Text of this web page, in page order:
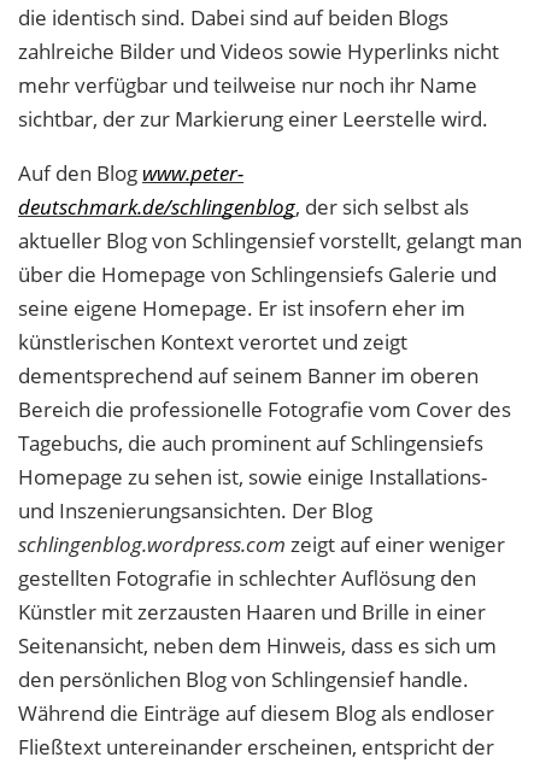
die identisch sind. Dabei sind auf beiden Blogs
zahlreiche Bilder und Videos sowie Hyperlinks nicht
mehr verfügbar und teilweise nur noch ihr Name
sichtbar, der zur Markierung einer Leerstelle wird.
Auf den Blog www.peter-
deutschmark.de/schlingenblog, der sich selbst als
aktueller Blog von Schlingensief vorstellt, gelangt man
über die Homepage von Schlingensiefs Galerie und
seine eigene Homepage. Er ist insofern eher im
künstlerischen Kontext verortet und zeigt
dementsprechend auf seinem Banner im oberen
Bereich die professionelle Fotografie vom Cover des
Tagebuchs, die auch prominent auf Schlingensiefs
Homepage zu sehen ist, sowie einige Installations-
und Inszenierungsansichten. Der Blog
schlingenblog.wordpress.com zeigt auf einer weniger
gestellten Fotografie in schlechter Auflösung den
Künstler mit zerzausten Haaren und Brille in einer
Seitenansicht, neben dem Hinweis, dass es sich um
den persönlichen Blog von Schlingensief handle.
Während die Einträge auf diesem Blog als endloser
Fließtext untereinander erscheinen, entspricht der